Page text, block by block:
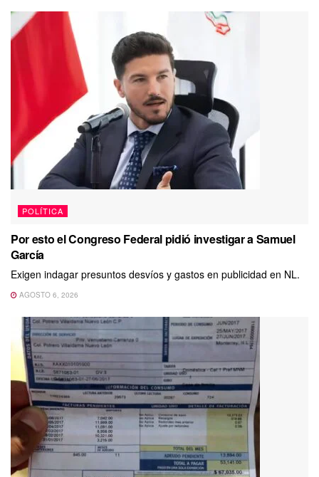
POLÍTICA
Por esto el Congreso Federal pidió investigar a Samuel
García
Exigen indagar presuntos desvíos y gastos en publicidad en NL.
AGOSTO 6, 2026